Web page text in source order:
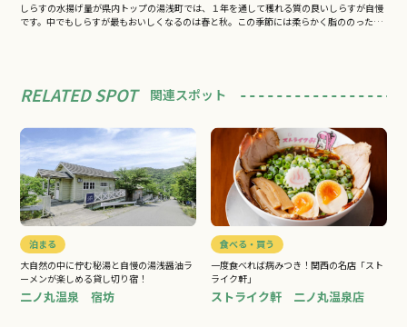
しらすの水揚げ量が県内トップの湯浅町では、１年を通して穫れる質の良いしらすが自慢
です。中でもしらすが最もおいしくなるのは春と秋。この季節には柔らかく脂ののった
RELATED SPOT 関連スポット
泊まる
大自然の中に佇む秘湯と自慢の湯浅醤油ラ
ーメンが楽しめる貸し切り宿！
二ノ丸温泉 宿坊
食べる・買う
一度食べれば病みつき！関西の名店「スト
ライク軒」
ストライク軒 二ノ丸温泉店